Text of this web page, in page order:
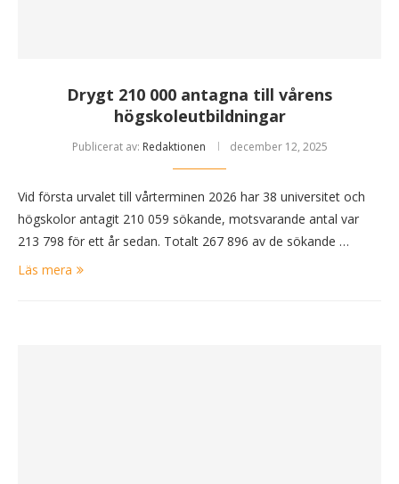
Drygt 210 000 antagna till vårens
högskoleutbildningar
Publicerat av: Redaktionen december 12, 2025
Vid första urvalet till vårterminen 2026 har 38 universitet och
högskolor antagit 210 059 sökande, motsvarande antal var
213 798 för ett år sedan. Totalt 267 896 av de sökande …
Läs mera